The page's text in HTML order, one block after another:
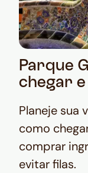
Parque
chegar e
Planeje sua
como
comprar
evitar filas.